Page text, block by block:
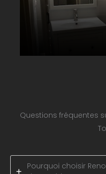
Questions fréquentes
Pourquoi choisir